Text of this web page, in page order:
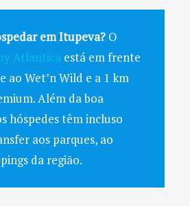
em Itupeva? O
Atlantica está em frente
ao Wet’n Wild e a 1 km
Além da boa
hóspedes têm incluso
aos parques, ao
da região.